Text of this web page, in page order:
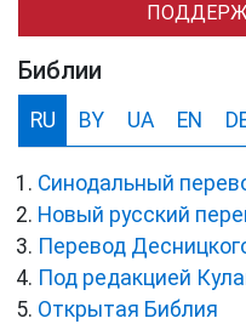
Библии
RU BY UA EN
Синодальный
Новый русский
Перевод
Под редакцией
Открытая Библия